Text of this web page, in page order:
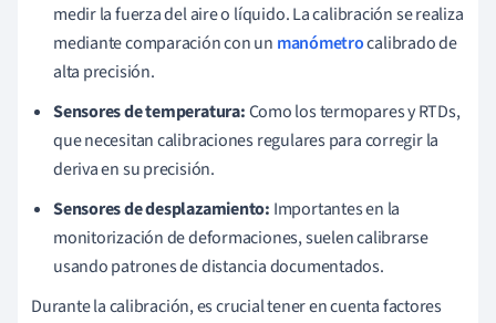
medir la fuerza del aire o líquido. La calibración se realiza
mediante comparación con un manómetrocalibrado de
alta precisión.
Sensores de temperatura:Como los termopares y RTDs,
que necesitan calibraciones regulares para corregir la
deriva en su precisión.
Sensores de desplazamiento: Importantes en la
monitorización de deformaciones, suelen calibrarse
usando patrones de distancia documentados.
Durante la calibración, es crucial tener en cuenta factores